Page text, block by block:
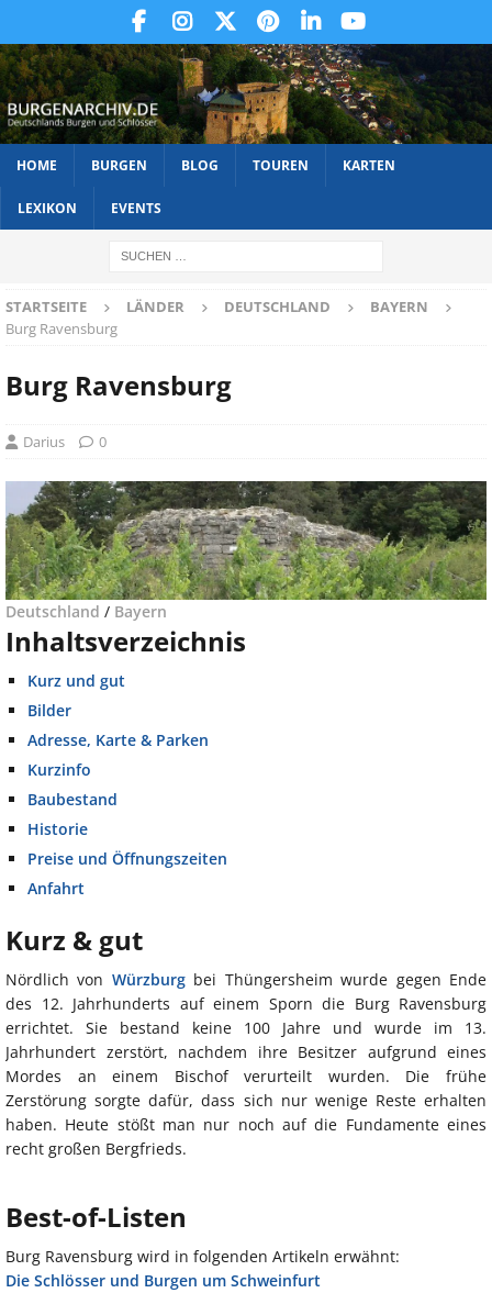
HOME BURGEN BLOG TOUREN KARTEN
LEXIKON EVENTS
STARTSEITE LÄNDER DEUTSCHLAND
BAYERN
Burg Ravensburg
Burg Ravensburg
Darius 0
Deutschland / Bayern
Inhaltsverzeichnis
Kurz und gut
Bilder
Adresse, Karte & Parken
Kurzinfo
Baubestand
Historie
Preise und Öffnungszeiten
Anfahrt
Kurz & gut
Nördlich von Würzburgbei Thüngersheim wurde gegen Ende
des 12. Jahrhunderts auf einem Sporn die Burg Ravensburg
errichtet. Sie bestand keine 100 Jahre und wurde im 13.
Jahrhundert zerstört, nachdem ihre Besitzer aufgrund eines
Mordes an einem Bischof verurteilt wurden. Die frühe
Zerstörung sorgte dafür, dass sich nur wenige Reste erhalten
haben. Heute stößt man nur noch auf die Fundamente eines
recht großen Bergfrieds.
Best-of-Listen
Burg Ravensburg wird in folgenden Artikeln erwähnt:
Die Schlösser und Burgen um Schweinfurt